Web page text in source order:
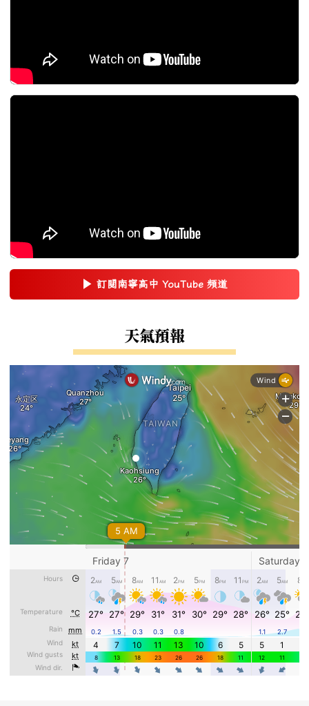
▶ 訂閱南寧高中 YouTube 頻道
(另開新視窗)
天氣預報